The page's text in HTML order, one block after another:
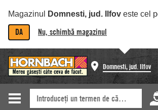
Magazinul Domnesti, jud. Ilfov este cel
DA Nu, schimbă magazinul
Domnesti, jud. Ilfov